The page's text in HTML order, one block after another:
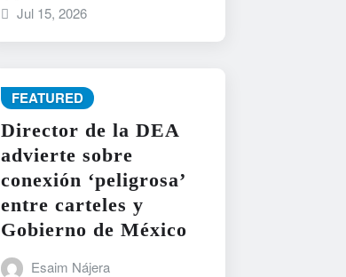
Jul 15, 2026
FEATURED
Director de la DEA
advierte sobre
conexión ‘peligrosa’
entre carteles y
Gobierno de México
Esaim Nájera